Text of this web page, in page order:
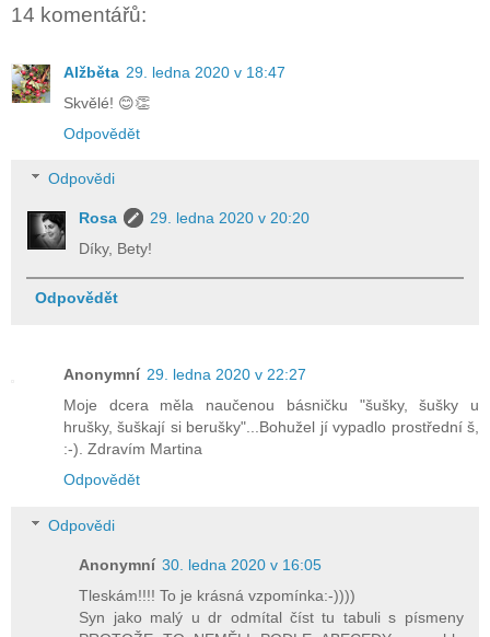
14 komentářů:
Alžběta 29. ledna 2020 v 18:47
Skvělé! 😊👏
Odpovědět
Odpovědi
Rosa
29. ledna 2020 v 20:20
Díky, Bety!
Odpovědět
Anonymní 29. ledna 2020 v 22:27
Moje dcera měla naučenou básničku "šušky, šušky u
hrušky, šuškají si berušky"...Bohužel jí vypadlo prostřední š,
:-). Zdravím Martina
Odpovědět
Odpovědi
Anonymní 30. ledna 2020 v 16:05
Tleskám!!!! To je krásná vzpomínka:-))))
Syn jako malý u dr odmítal číst tu tabuli s písmeny